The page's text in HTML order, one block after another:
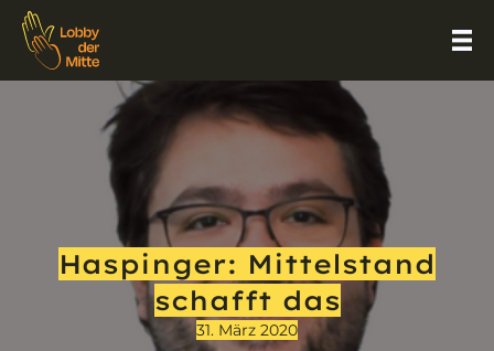
Haspinger: Mittelstand
schafft das
31. März 2020